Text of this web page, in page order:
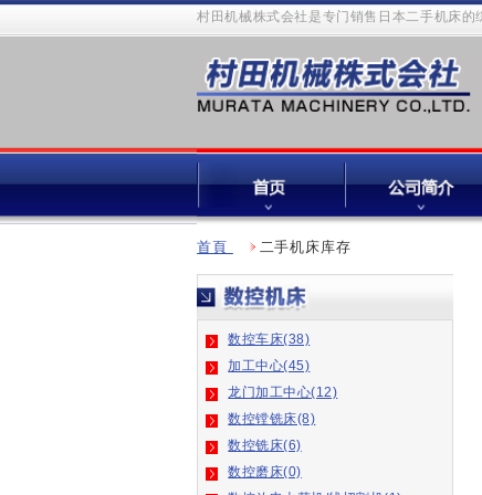
村田机械株式会社是专门销售日本二手机床的综
首頁 二手机床库存
数控车床(38)